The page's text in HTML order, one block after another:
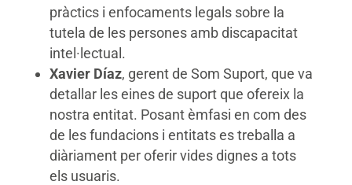
pràctics i enfocaments legals sobre la
tutela de les persones amb discapacitat
intel·lectual.
Xavier Díaz, gerent de Som Suport, que va
detallar les eines de suport que ofereix la
nostra entitat. Posant èmfasi en com des
de les fundacions i entitats es treballa a
diàriament per oferir vides dignes a tots
els usuaris.